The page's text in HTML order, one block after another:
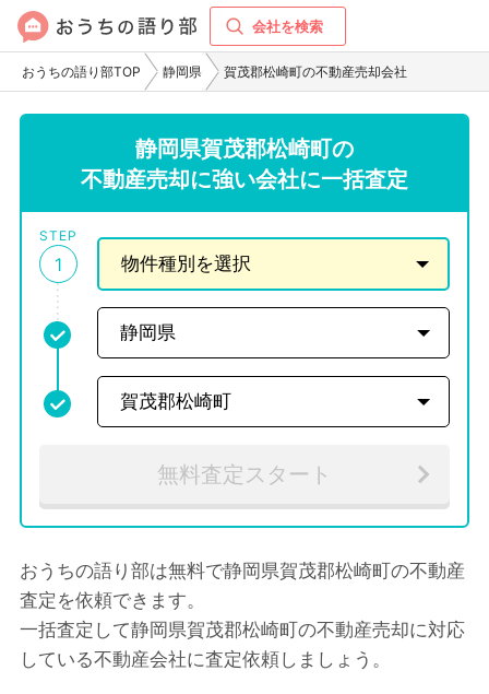
会社を検索
おうちの語り部TOP 静岡県 賀茂郡松崎町の不動産売却会社
静岡県賀茂郡松崎町の
不動産売却に強い会社に一括査定
STEP
1
無料査定スタート
おうちの語り部は無料で静岡県賀茂郡松崎町の不動産
査定を依頼できます。
一括査定して静岡県賀茂郡松崎町の不動産売却に対応
している不動産会社に査定依頼しましょう。